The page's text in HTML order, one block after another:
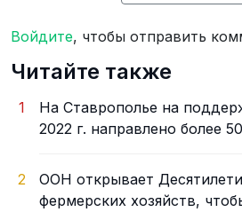
Войдите, чтобы отправить
Читайте также
1
На Ставрополье на
2022 г. направлено более
2
ООН открывает
фермерских хозяйств,